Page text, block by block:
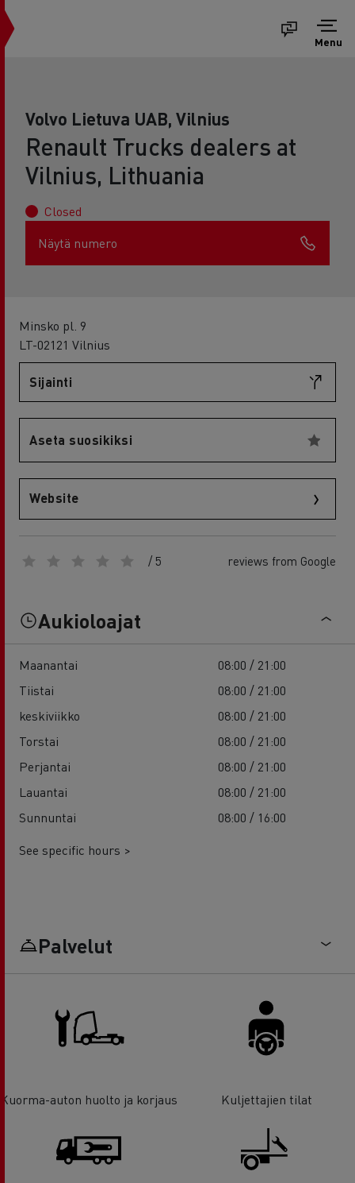
Menu
Volvo Lietuva UAB, Vilnius
Renault Trucks dealers at
Vilnius, Lithuania
Closed
Näytä numero
Minsko pl. 9
LT-02121 Vilnius
Sijainti
Aseta suosikiksi
Website
/ 5 reviews from Google
Aukioloajat
Maanantai
08:00 / 21:00
Tiistai
08:00 / 21:00
keskiviikko
08:00 / 21:00
Torstai
08:00 / 21:00
Perjantai
08:00 / 21:00
Lauantai
08:00 / 21:00
Sunnuntai
08:00 / 16:00
See specific hours >
Palvelut
Kuorma-auton huolto ja korjaus Kuljettajien tilat